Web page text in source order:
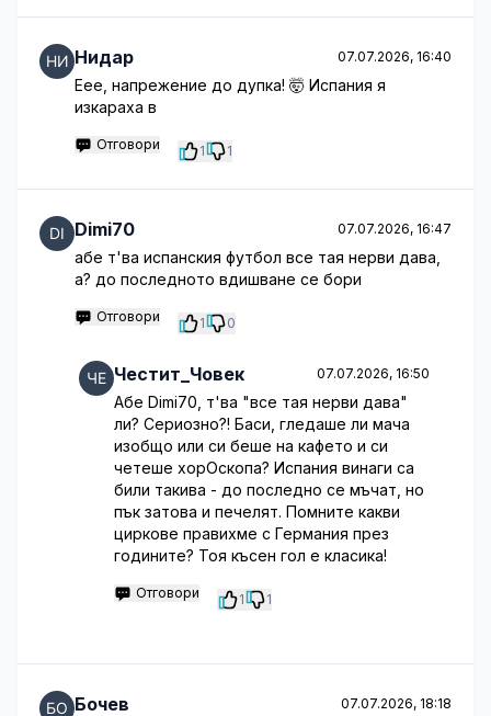
Нидар 07.07.2026, 16:40
Еее, напрежение до дупка! 🤯 Испания я
изкараха в
Отговори 1 1
Dimi70 07.07.2026, 16:47
абе т'ва испанския футбол все тая нерви дава,
а? до последното вдишване се бори
Отговори 1 0
Честит_Човек 07.07.2026, 16:50
Абе Dimi70, т'ва "все тая нерви дава"
ли? Сериозно?! Баси, гледаше ли мача
изобщо или си беше на кафето и си
четеше хорОскопа? Испания винаги са
били такива - до последно се мъчат, но
пък затова и печелят. Помните какви
циркове правихме с Германия през
годините? Тоя късен гол е класика!
Отговори 1 1
Бочев 07.07.2026, 18:18